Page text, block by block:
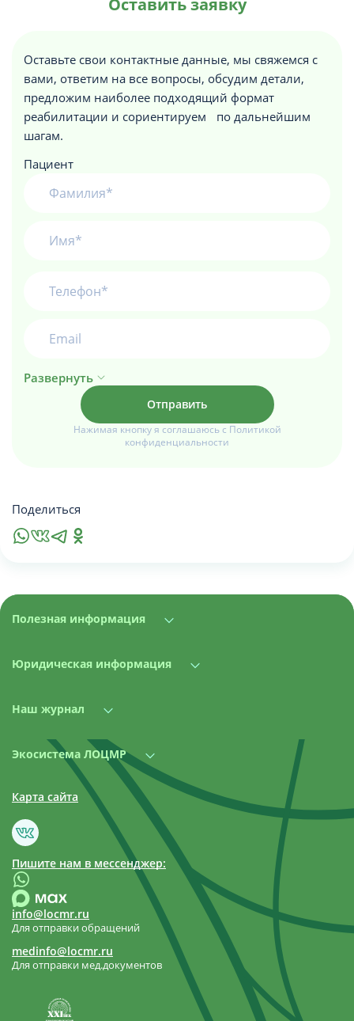
Оставить заявку
Оставьте свои контактные данные, мы свяжемся с
вами, ответим на все вопросы, обсудим детали,
предложим наиболее подходящий формат
реабилитации и сориентируем по дальнейшим
шагам.
Пациент
Развернуть
Нажимая кнопку я соглашаюсь с Политикой
конфиденциальности
Поделиться
Полезная информация
Юридическая информация
Наш журнал
Экосистема ЛОЦМР
Карта сайта
Пишите нам в мессенджер:
info@locmr.ru
Для отправки обращений
medinfo@locmr.ru
Для отправки мед.документов